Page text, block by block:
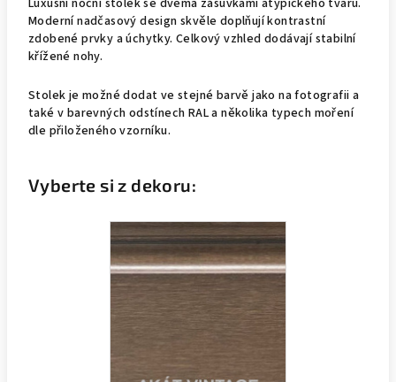
Luxusní noční stolek se dvěma zásuvkami atypického tvaru.
Moderní nadčasový design skvěle doplňují kontrastní
zdobené prvky a úchytky. Celkový vzhled dodávají stabilní
křížené nohy.
Stolek je možné dodat ve stejné barvě jako na fotografii a
také v barevných odstínech RAL a několika typech moření
dle přiloženého vzorníku.
Vyberte si z dekoru: